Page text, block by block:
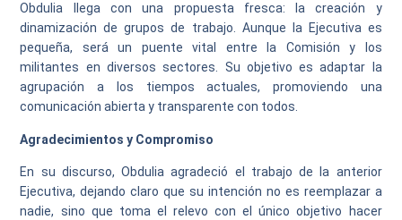
Obdulia llega con una propuesta fresca: la creación y
dinamización de grupos de trabajo. Aunque la Ejecutiva es
pequeña, será un puente vital entre la Comisión y los
militantes en diversos sectores. Su objetivo es adaptar la
agrupación a los tiempos actuales, promoviendo una
comunicación abierta y transparente con todos.
Agradecimientos y Compromiso
En su discurso, Obdulia agradeció el trabajo de la anterior
Ejecutiva, dejando claro que su intención no es reemplazar a
nadie, sino que toma el relevo con el único objetivo hacer